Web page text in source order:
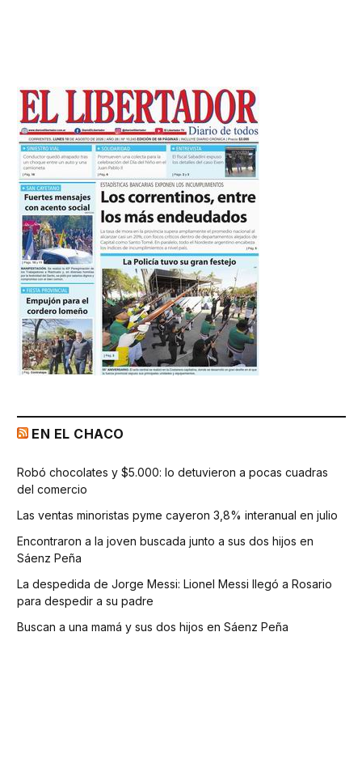
EN EL CHACO
Robó chocolates y $5.000: lo detuvieron a pocas cuadras
del comercio
Las ventas minoristas pyme cayeron 3,8% interanual en julio
Encontraron a la joven buscada junto a sus dos hijos en
Sáenz Peña
La despedida de Jorge Messi: Lionel Messi llegó a Rosario
para despedir a su padre
Buscan a una mamá y sus dos hijos en Sáenz Peña